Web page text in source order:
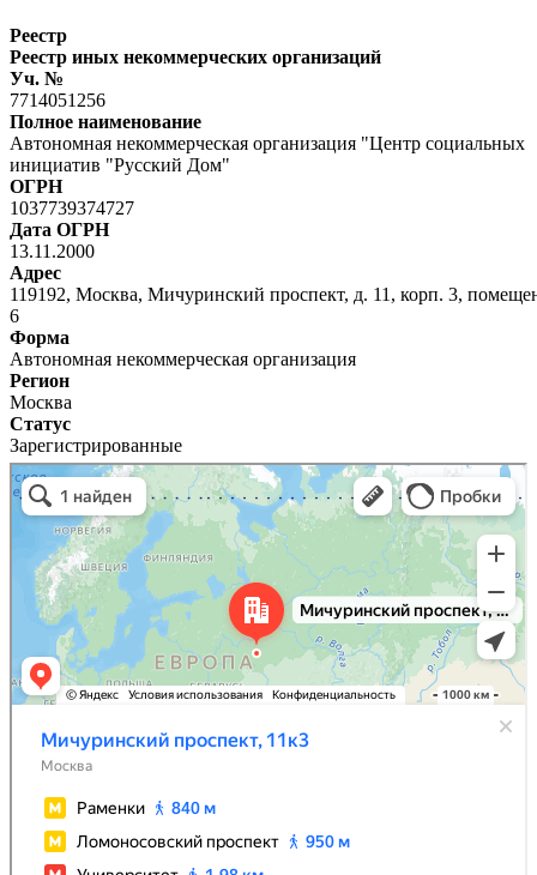
Реестр
Реестр иных некоммерческих организаций
Уч. №
7714051256
Полное наименование
Автономная некоммерческая организация "Центр социальных
инициатив "Русский Дом"
ОГРН
1037739374727
Дата ОГРН
13.11.2000
Адрес
119192, Москва, Мичуринский проспект, д. 11, корп. 3,
6
Форма
Автономная некоммерческая организация
Регион
Москва
Статус
Зарегистрированные